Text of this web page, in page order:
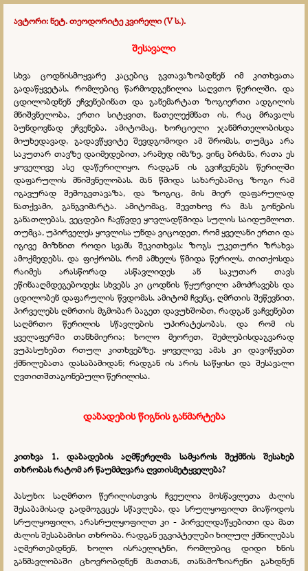
ავტორი: ნეტ. თეოდორიტე კვირელი (Vს.).
შესავალი
სხვა ცოდნისმოყვარე კაცებიც გვთავაზობდნენ იმ კითხვათა
გადაწყვეტას, რომლებიც წარმოდგენილია საღვთო წერილში, და
ცდილობდნენ ეჩვენებინათ და განემარტათ ზოგიერთი ადგილის
მნიშვნელობა, ერთი სიტყვით, ნათელექმნათ ის, რაც მრავალს
ბუნდოვნად ეჩვენება. ამიტომაც, ხორციელი ჯანმრთელობისდა
მიუხედავად, გადავწყვიტე შევდგომოდი ამ შრომას, თუმცა არა
საკუთარ თავზე დაიმედებით, არამედ იმაზე, ვინც ბრძანა, რათა ეს
ყოველივე ასე დაწერილიყო. რადგან ის გვიჩვენებს წერილში
დაფარულის მნიშვნელობას. მან წმიდა სახარებაშიც ზოგი რამ
იგავურად შემოგვთავაზა, და ზოგიც, მის მიერ დაფარულად
ნათქვამი, განგვიმარტა. ამიტომაც, შევთხოვ რა მას გონების
განათლებას, ვეცდები ჩავწვდე ყოვლადწმიდა სულის საიდუმლოთ.
თუმცა, უპირველეს ყოვლისა უნდა ვიცოდეთ, რომ ყველანი ერთი და
იგივე მიზნით როდი სვამს შეკითხვას: ზოგს უკეთური ზრახვა
ამოქმედებს, და ფიქრობს, რომ ამხელს წმიდა წერილს, თითქოსდა
რაიმეს არასწორად ასწავლიდეს ან საკუთარ თავს
ეწინააღმდეგებოდეს; სხვებს კი ცოდნის წყურვილი ამოძრავებს და
ცდილობენ დაფარულის წვდომას. ამიტომ ჩვენც, ღმრთის შეწევნით,
პირველებს ღმრთის მგმობარ ბაგეთ დავუხშობთ, რადგან ვაჩვენებთ
საღმრთო წერილის სწავლების უპირატესობას, და რომ ის
ყველაფერში თანხმიერია; ხოლო მეორეთ, შეძლებისდაგვარად
ვუპასუხებთ რთულ კითხვებზე. ყოველივე ამას კი დავიწყებთ
ქმნილებათა დასაბამიდან; რადგან ის არის საწყისი და შესავალი
ღვთითშთაგონებული წერილისა.
დაბადების წიგნის განმარტება
კითხვა 1. დაბადების აღმწერელმა სამყაროს შექმნის შესახებ
თხრობას რატომ არ წაუმძღვარა ღვთისმეტყველება?
პასუხი: საღმრთო წერილისთვის ჩვეულია მოსწავლეთა ძალის
შესაბამისად გადმოგვცეს სწავლება, და სრულყოფილთ მიაწოდოს
სრულყოფილი, არასრულყოფილთ კი - პირველდაწყებითი და მათ
ძალის შესაბამისი თხრობა. რადგან ეგვიპტელები ხილულ ქმნილებას
აღმერთებდნენ, ხოლო ისრაელიტნი, რომლებიც დიდი ხნის
განმავლობაში ცხოვრობდნენ მათთან, თანამოზიარენი გახდნენ